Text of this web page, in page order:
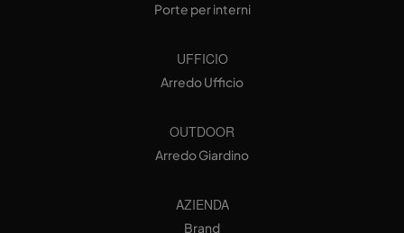
Porte per interni
UFFICIO
Arredo Ufficio
OUTDOOR
Arredo Giardino
AZIENDA
Brand